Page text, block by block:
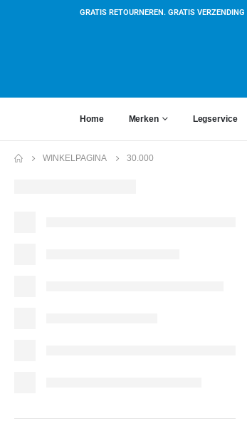
GRATIS RETOURNEREN. GRATIS
Home Merken Legservice
WINKELPAGINA 30.000